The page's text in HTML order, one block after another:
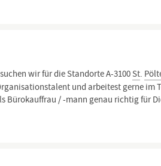
wir für die Standorte A-3100 St.
und arbeitest gerne im
Bürokauffrau / -mann genau richtig für